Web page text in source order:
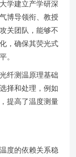
学建立产学研深
博导领衔、教授
关团队，能够不
，确保其荧光式
。
纤测温原理基础
择和处理，例如
提高了温度测量
度的依赖关系稳